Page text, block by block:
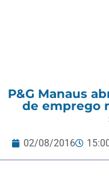
P&G Manaus
de emprego
02/08/2016